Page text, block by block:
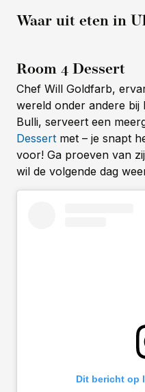
Waar uit eten in
Room 4 Dessert
Chef Will Goldfarb,
wereld onder andere bij
Bulli, serveert een
Dessert met – je snapt
voor! Ga proeven van
wil de volgende dag
Dit bericht op